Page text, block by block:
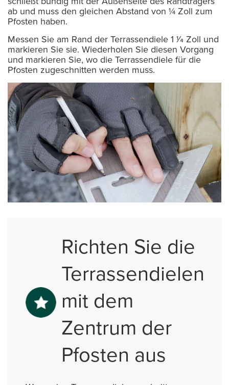
ab und muss den gleichen Abstand von ¼ Zoll zum
Pfosten haben.
Messen Sie am Rand der Terrassendiele 1 1⁄4 Zoll und
markieren Sie sie. Wiederholen Sie diesen Vorgang
und markieren Sie, wo die Terrassendiele für die
Pfosten zugeschnitten werden muss.
Richten Sie die
Terrassendielen
mit dem
Zentrum der
Pfosten aus